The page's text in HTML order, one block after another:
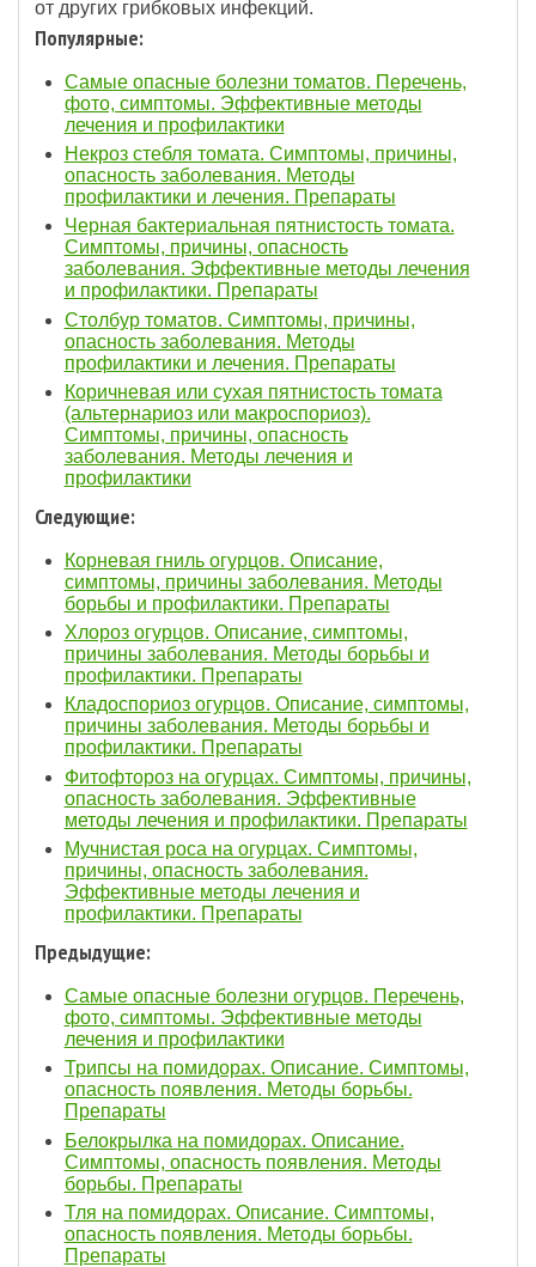
от других грибковых инфекций.
Популярные:
Самые опасные болезни томатов. Перечень,
фото, симптомы. Эффективные методы
лечения и профилактики
Некроз стебля томата. Симптомы, причины,
опасность заболевания. Методы
профилактики и лечения. Препараты
Черная бактериальная пятнистость томата.
Симптомы, причины, опасность
заболевания. Эффективные методы лечения
и профилактики. Препараты
Столбур томатов. Симптомы, причины,
опасность заболевания. Методы
профилактики и лечения. Препараты
Коричневая или сухая пятнистость томата
(альтернариоз или макроспориоз).
Симптомы, причины, опасность
заболевания. Методы лечения и
профилактики
Следующие:
Корневая гниль огурцов. Описание,
симптомы, причины заболевания. Методы
борьбы и профилактики. Препараты
Хлороз огурцов. Описание, симптомы,
причины заболевания. Методы борьбы и
профилактики. Препараты
Кладоспориоз огурцов. Описание, симптомы,
причины заболевания. Методы борьбы и
профилактики. Препараты
Фитофтороз на огурцах. Симптомы, причины,
опасность заболевания. Эффективные
методы лечения и профилактики. Препараты
Мучнистая роса на огурцах. Симптомы,
причины, опасность заболевания.
Эффективные методы лечения и
профилактики. Препараты
Предыдущие:
Самые опасные болезни огурцов. Перечень,
фото, симптомы. Эффективные методы
лечения и профилактики
Трипсы на помидорах. Описание. Симптомы,
опасность появления. Методы борьбы.
Препараты
Белокрылка на помидорах. Описание.
Симптомы, опасность появления. Методы
борьбы. Препараты
Тля на помидорах. Описание. Симптомы,
опасность появления. Методы борьбы.
Препараты